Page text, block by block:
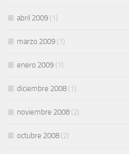
abril 2009 (1)
marzo 2009 (1)
enero 2009 (1)
diciembre 2008 (1)
noviembre 2008 (2)
octubre 2008 (2)